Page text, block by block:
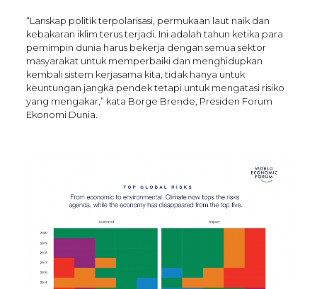
“Lanskap politik terpolarisasi, permukaan laut naik dan
kebakaran iklim terus terjadi. Ini adalah tahun ketika para
pemimpin dunia harus bekerja dengan semua sektor
masyarakat untuk memperbaiki dan menghidupkan
kembali sistem kerjasama kita, tidak hanya untuk
keuntungan jangka pendek tetapi untuk mengatasi risiko
yang mengakar,” kata Borge Brende, Presiden Forum
Ekonomi Dunia.